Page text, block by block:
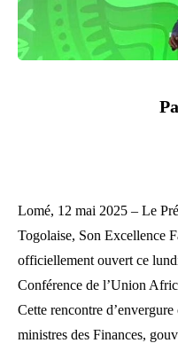
Lomé, 12 mai 2025 – Le
Togolaise, Son Excellence
officiellement ouvert ce
Conférence de l’Union
Cette rencontre
ministres des Finances,